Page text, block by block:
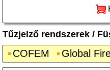
Tűzjelző rendszerek /
COFEM Global